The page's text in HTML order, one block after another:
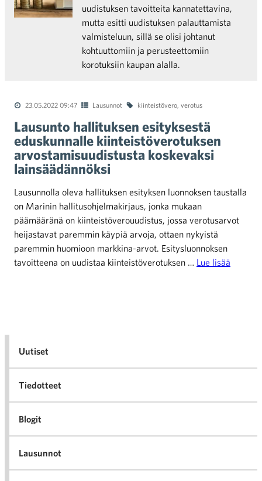
uudistuksen tavoitteita kannatettavina,
mutta esitti uudistuksen palauttamista
valmisteluun, sillä se olisi johtanut
kohtuuttomiin ja perusteettomiin
korotuksiin kaupan alalla.
23.05.2022 09:47 Lausunnot kiinteistövero, verotus
Lausunto hallituksen esityksestä
eduskunnalle kiinteistöverotuksen
arvostamisuudistusta koskevaksi
lainsäädännöksi
Lausunnolla oleva hallituksen esityksen luonnoksen taustalla
on Marinin hallitusohjelmakirjaus, jonka mukaan
päämääränä on kiinteistöverouudistus, jossa verotusarvot
heijastavat paremmin käypiä arvoja, ottaen nykyistä
paremmin huomioon markkina-arvot. Esitysluonnoksen
tavoitteena on uudistaa kiinteistöverotuksen … Lue lisää
Uutiset
Tiedotteet
Blogit
Lausunnot